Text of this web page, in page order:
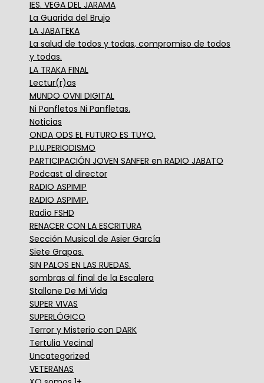
IES. VEGA DEL JARAMA
La Guarida del Brujo
LA JABATEKA
La salud de todos y todas, compromiso de todos
y todas.
LA TRAKA FINAL
Lectur(r)as
MUNDO OVNI DIGITAL
Ni Panfletos Ni Panfletas.
Noticias
ONDA ODS EL FUTURO ES TUYO.
P.I.U.PERIODISMO
PARTICIPACIÓN JOVEN SANFER en RADIO JABATO
Podcast al director
RADIO ASPIMIP
RADIO ASPIMIP.
Radio FSHD
RENACER CON LA ESCRITURA
Sección Musical de Asier García
Siete Grapas.
SIN PALOS EN LAS RUEDAS.
sombras al final de la Escalera
Stallone De Mi Vida
SUPER VIVAS
SUPERLÓGICO
Terror y Misterio con DARK
Tertulia Vecinal
Uncategorized
VETERANAS